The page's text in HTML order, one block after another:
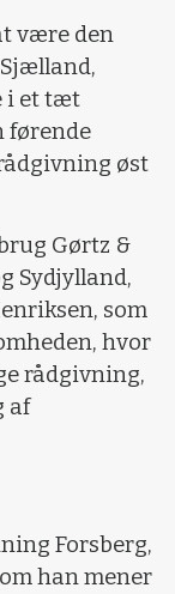
være den
i et tæt
førende
øst
Gørtz &
Sydjylland,
som
hvor
rådgivning,
af
Forsberg,
han mener